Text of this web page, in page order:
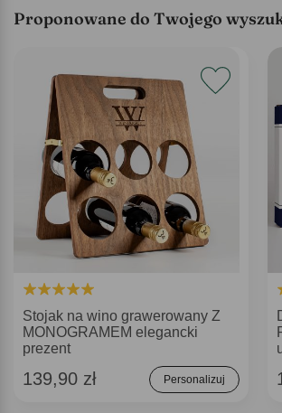
Proponowane do Twojego
Stojak na wino grawerowany Z
MONOGRAMEM elegancki
prezent
139,90 zł Personalizuj